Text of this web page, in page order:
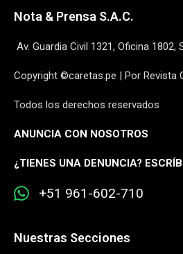
Nota & Prensa S.A.C.
Av. Guardia Civil 1321, Oficina 1802,
Copyright ©caretas.pe | Por Revista
Todos los derechos reservados
ANUNCIA CON NOSOTROS
¿TIENES UNA DENUNCIA?
+51 961-602-710
Nuestras Secciones